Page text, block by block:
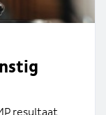
resultaat